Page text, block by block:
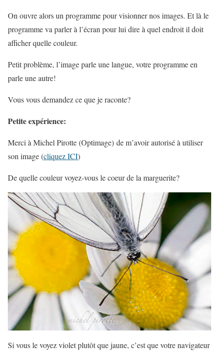
On ouvre alors un programme pour visionner nos images. Et là le
programme va parler à l’écran pour lui dire à quel endroit il doit
afficher quelle couleur.
Petit problème, l’image parle une langue, votre programme en
parle une autre!
Vous vous demandez ce que je raconte?
Petite expérience:
Merci à Michel Pirotte (Optimage) de m’avoir autorisé à utiliser
son image (cliquez ICI)
De quelle couleur voyez-vous le coeur de la marguerite?
Si vous le voyez violet plutôt que jaune, c’est que votre navigateur